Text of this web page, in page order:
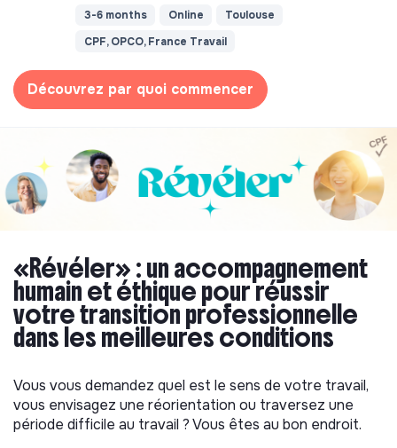
3-6 months Online
Toulouse
CPF, OPCO, France Travail
Découvrez par quoi commencer
«Révéler» : un accompagnement
humain et éthique pour réussir
votre transition professionnelle
dans les meilleures conditions
Vous vous demandez quel est le sens de votre travail,
vous envisagez une réorientation ou traversez une
période difficile au travail ? Vous êtes au bon endroit.